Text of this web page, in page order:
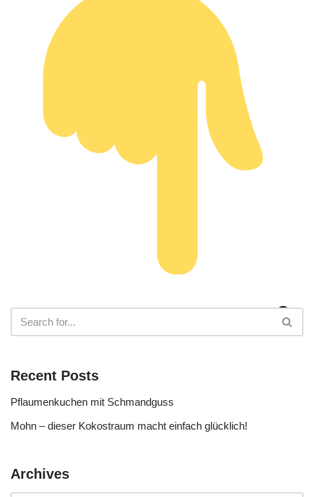
Recent Posts
Pflaumenkuchen mit Schmandguss
Mohn – dieser Kokostraum macht einfach glücklich!
Archives